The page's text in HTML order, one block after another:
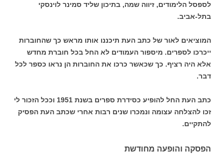
לספסל הלימודים, זיווה שמה, בתיכון שליד סמינר לוינסקי
בתל-אביב.
המוציאים לאור של כתב העת תיכננו אותו מראש כך שהחוברות
ייכרכו לספרים. מיספור העמודים לא החל בכל חוברת מחדש
אלא היה רציף. כך שכאשר כרכו את החוברות הן נראו כספר לכל
דבר.
כתב העת החל להופיע כסידרת ספרים בשנת 1951 וככל הזכור לי
זכו להצלחה עצומה ונמכרו שנים רבות אחרי שכתב העת הפסיק
להתקיים.
הפסקה והופעה מחודשת